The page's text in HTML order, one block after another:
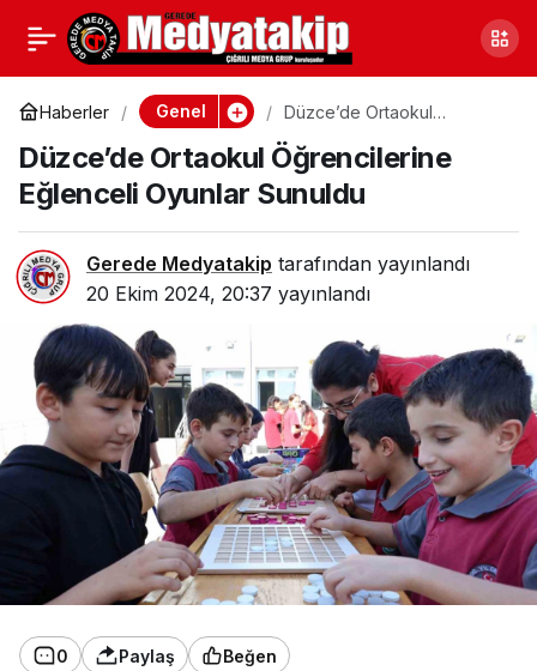
Haberler Genel
Düzce’de Ortaokul
Oyunlar Sunuldu
Düzce’de Ortaokul Öğrencilerine
Eğlenceli Oyunlar Sunuldu
Gerede Medyatakip tarafından yayınlandı
20 Ekim 2024, 20:37 yayınlandı
0 Paylaş Beğen
Düzce’de Kış Öncesi
Asfalt Yama Çalışmaları
Paylaş